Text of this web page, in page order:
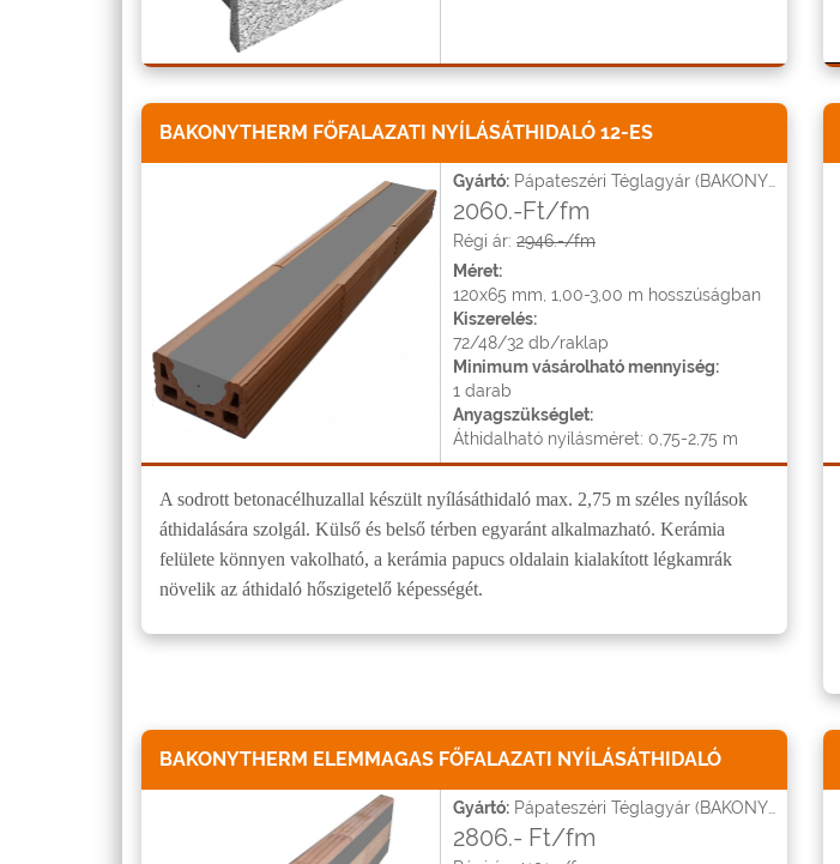
BAKONYTHERM FŐFALAZATI NYÍLÁSÁTHIDALÓ 12-ES
Gyártó: Pápateszéri Téglagyár (BAKONYTHERM)
2060.-Ft/fm
Régi ár: 2946.-/fm
Méret:
120x65 mm, 1,00-3,00 m hosszúságban
Kiszerelés:
72/48/32 db/raklap
Minimum vásárolható mennyiség:
1 darab
Anyagszükséglet:
Áthidalható nyílásméret: 0,75-2,75 m
A sodrott betonacélhuzallal készült nyílásáthidaló max. 2,75 m széles nyílások
áthidalására szolgál. Külső és belső térben egyaránt alkalmazható. Kerámia
felülete könnyen vakolható, a kerámia papucs oldalain kialakított légkamrák
növelik az áthidaló hőszigetelő képességét.
BAKONYTHERM ELEMMAGAS FŐFALAZATI NYÍLÁSÁTHIDALÓ
Gyártó: Pápateszéri Téglagyár (BAKONYTHERM)
2806.- Ft/fm